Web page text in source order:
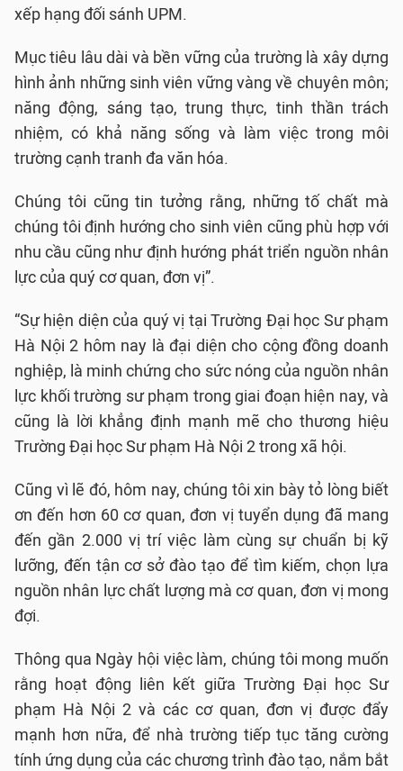
xếp hạng đối sánh UPM.
Mục tiêu lâu dài và bền vững của trường là xây dựng
hình ảnh những sinh viên vững vàng về chuyên môn;
năng động, sáng tạo, trung thực, tinh thần trách
nhiệm, có khả năng sống và làm việc trong môi
trường cạnh tranh đa văn hóa.
Chúng tôi cũng tin tưởng rằng, những tố chất mà
chúng tôi định hướng cho sinh viên cũng phù hợp với
nhu cầu cũng như định hướng phát triển nguồn nhân
lực của quý cơ quan, đơn vị”.
“Sự hiện diện của quý vị tại Trường Đại học Sư phạm
Hà Nội 2 hôm nay là đại diện cho cộng đồng doanh
nghiệp, là minh chứng cho sức nóng của nguồn nhân
lực khối trường sư phạm trong giai đoạn hiện nay, và
cũng là lời khẳng định mạnh mẽ cho thương hiệu
Trường Đại học Sư phạm Hà Nội 2 trong xã hội.
Cũng vì lẽ đó, hôm nay, chúng tôi xin bày tỏ lòng biết
ơn đến hơn 60 cơ quan, đơn vị tuyển dụng đã mang
đến gần 2.000 vị trí việc làm cùng sự chuẩn bị kỹ
lưỡng, đến tận cơ sở đào tạo để tìm kiếm, chọn lựa
nguồn nhân lực chất lượng mà cơ quan, đơn vị mong
đợi.
Thông qua Ngày hội việc làm, chúng tôi mong muốn
rằng hoạt động liên kết giữa Trường Đại học Sư
phạm Hà Nội 2 và các cơ quan, đơn vị được đẩy
mạnh hơn nữa, để nhà trường tiếp tục tăng cường
tính ứng dụng của các chương trình đào tạo, nắm bắt